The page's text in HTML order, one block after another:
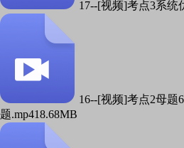
17--[视频]考点3系统
16--[视频]考点2母题
题.mp418.68MB